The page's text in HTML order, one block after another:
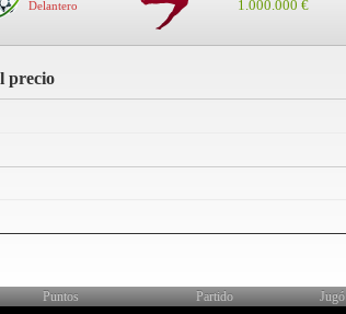
Delantero 1.000.000 €
precio
Puntos Partido Jugó